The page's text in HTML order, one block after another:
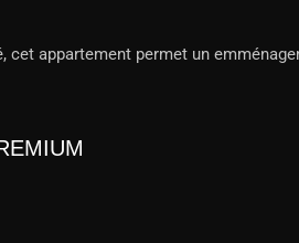
cet appartement permet un